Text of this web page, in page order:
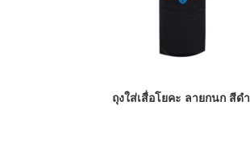
ถุงใส่เสื่อโยคะ ลายกนก สีดำ